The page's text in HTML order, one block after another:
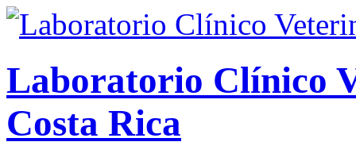
Laboratorio Clínico
Costa Rica